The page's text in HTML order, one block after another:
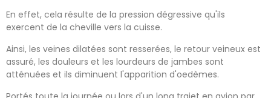
En effet, cela résulte de la pression dégressive qu'ils
exercent de la cheville vers la cuisse.
Ainsi, les veines dilatées sont resserées, le retour veineux est
assuré, les douleurs et les lourdeurs de jambes sont
atténuées et ils diminuent l'apparition d'oedèmes.